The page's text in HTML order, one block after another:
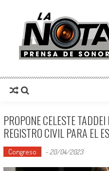
La Nota Prensa De
PROPONE CELESTE
REGISTRO CIVIL PARA EL
Congreso - 20/04/2023